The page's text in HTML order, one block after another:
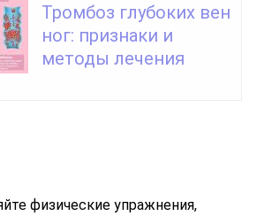
Тромбоз глубоких вен
ног: признаки и
методы лечения
физические упражнения,